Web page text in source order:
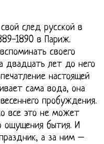
след русской в
1890 в Париж.
своего
двадцать лет до него
настоящей
сама вода, она
пробуждения.
все это не может
ощущения бытия. И
а за ним –